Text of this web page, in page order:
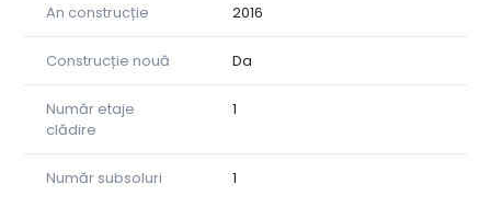
An construcție 2016
Construcție nouă Da
Număr etaje
clădire
1
Număr subsoluri 1